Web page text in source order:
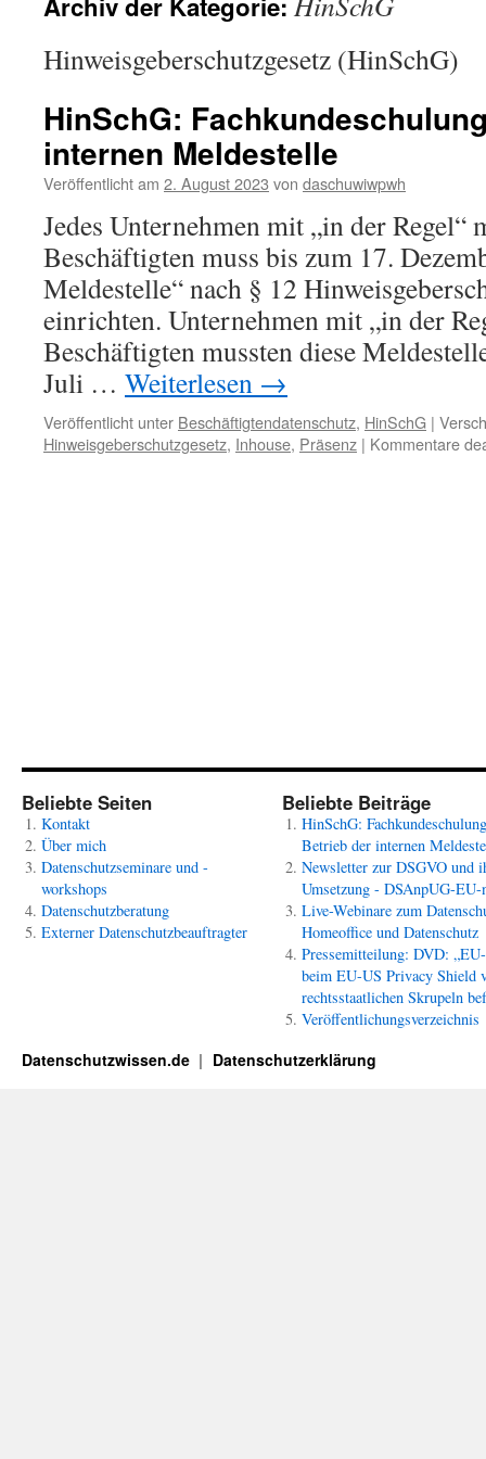
Hinweisgeberschutzgesetz (HinSchG)
HinSchG:
internen Meldestelle
Veröffentlicht am 2. August 2023 von daschuwiwpwh
Jedes Unternehmen mit „in der Regel“
Beschäftigten muss bis zum 17.
Meldestelle“ nach § 12
einrichten. Unternehmen mit „in der
Beschäftigten mussten diese
Juli … Weiterlesen →
Veröffentlicht unter Beschäftigtendatenschutz, HinSchG |
Hinweisgeberschutzgesetz, Inhouse, Präsenz | Kommentare
Beliebte Seiten
Kontakt
Über mich
Datenschutzseminare und -
workshops
Datenschutzberatung
Externer Datenschutzbeauftragter
Beliebte Beiträge
HinSchG:
Betrieb der internen
Newsletter zur DSGVO und
Umsetzung - DSAnpUG-EU-
Live-Webinare zum
Homeoffice und Datenschutz
Pressemitteilung: DVD:
beim EU-US Privacy Shield
rechtsstaatlichen Skrupeln
Veröffentlichungsverzeichnis
Datenschutzwissen.de Datenschutzerklärung